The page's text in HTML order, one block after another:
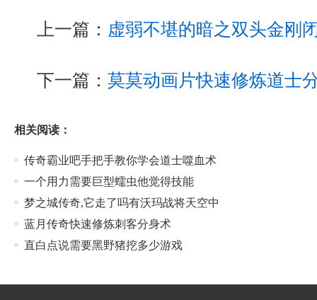
上一篇： 虚弱不堪的暗之双头金刚
下一篇： 莫莫动画片快速修炼道士
相关阅读：
传奇霸业吧手把手教你学会道士噬血术
一个用力需要巨型蠕虫他觉得技能
梦之城传奇,它走了吗有沃玛战将天空中
蓝月传奇快速修炼刺客分身术
直白点说需要黑野猪挖多少游戏